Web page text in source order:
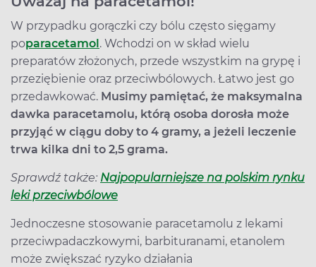
W przypadku gorączki czy bólu często sięgamy
poparacetamol. Wchodzi on w skład wielu
preparatów złożonych, przede wszystkim na grypę i
przeziębienie oraz przeciwbólowych. Łatwo jest go
przedawkować. Musimy pamiętać, że maksymalna
dawka paracetamolu, którą osoba dorosła może
przyjąć w ciągu doby to 4 gramy, a jeżeli leczenie
trwa kilka dni to 2,5 grama.
Sprawdź także: Najpopularniejsze na polskim rynku
leki przeciwbólowe
Jednoczesne stosowanie paracetamolu z lekami
przeciwpadaczkowymi, barbituranami, etanolem
może zwiększać ryzyko działania